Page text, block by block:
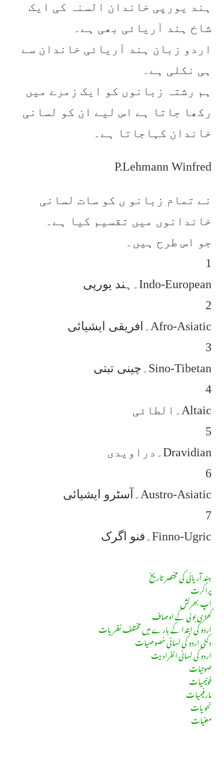
ہند یورپی خاندان السنہ کی ایک
شاخ ہند آریائی بھی ہے۔
اردو زبان ہند آریائی خاندان سے
ہی نکلی ہے۔
ہم رشتہ زبانوں کو ایک زمرے میں
رکھا جاتا ہے اس لیے ان کو لسانی
خاندان کہاجاتا ہے۔
P.Lehmann Winfred
خاندانوں میں تقسیم کیا ہے۔
جو اس طرح ہیں۔
1
۔ہند یورپیIndo-European
2
۔افریقی ایشیائیAfro-Asiatic
3
۔چینی تبتیSino-Tibetan
4
۔الطائیAltaic
5
۔دراویدیDravidian
6
۔آسٹرو ایشیائیAustro-Asiatic
7
۔فنو اگرکFinno-Ugric
ہند آریائی کی مختصر تاریخ
پراکرت
اپ بھرنش
کھڑی بولی کے اوصاف
اردو کی ابتدا کے بارے میں مختلف نظریات
دکنی اردو کی لسانی خصوصیات
اردو کی لسانی انفرادیت
صوتیات
فونیمیات
مارفیمیات
نحویات
معنیات